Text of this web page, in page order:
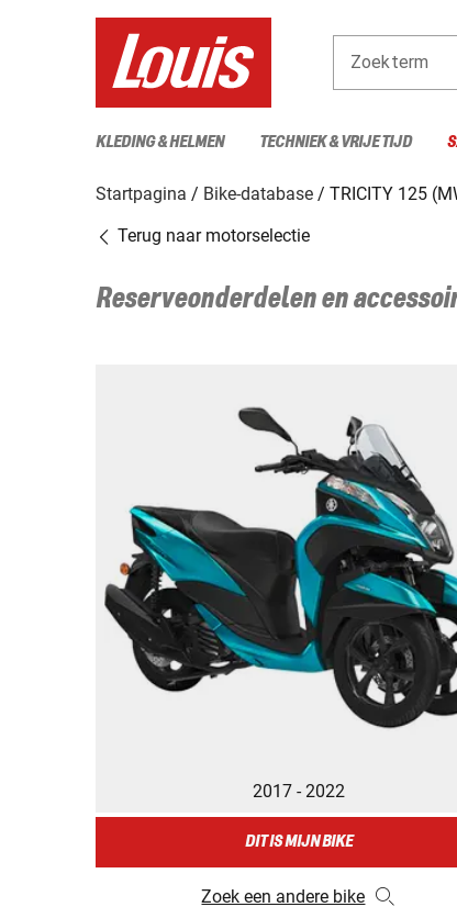
Zoekterm
KLEDING & HELMEN TECHNIEK & VRIJE TIJD
Startpagina Bike-database
TRICITY 125
Terug naar motorselectie
Reserveonderdelen en
2017 - 2022
DIT IS MIJN BIKE
Zoek een andere bike